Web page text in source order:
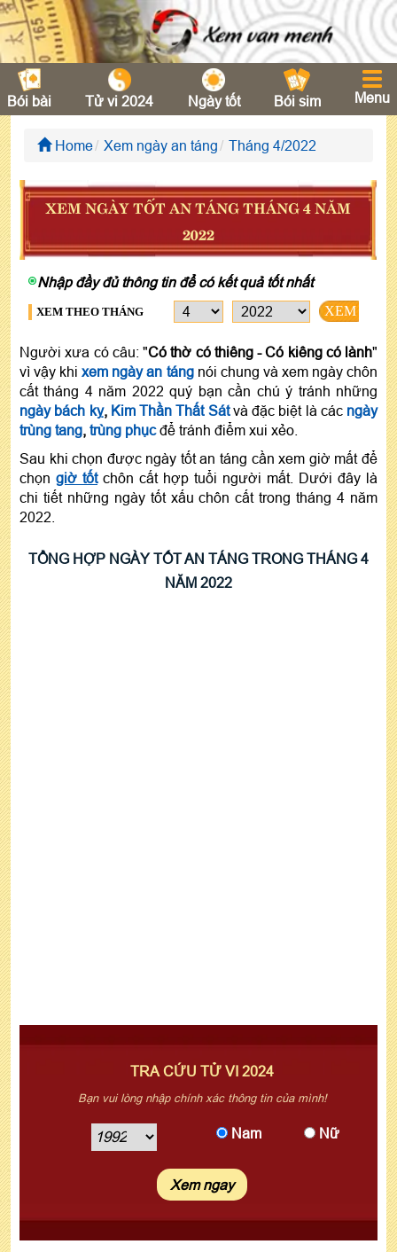
Bói bài Tử vi 2024 Ngày tốt Bói sim Menu
Home Xem ngày an táng Tháng 4/2022
XEM NGÀY TỐT AN TÁNG THÁNG 4 NĂM
2022
Nhập đầy đủ thông tin để có kết quả tốt nhất
XEM THEO THÁNG XEM
Người xưa có câu: "Có thờ có thiêng - Có kiêng có lành"
vì vậy khixem ngày an tángnói chung và xem ngày chôn
cất tháng 4 năm 2022 quý bạn cần chú ý tránh những
ngày bách kỵ, Kim Thần Thất Sátvà đặc biệt là các ngày
trùng tang, trùng phục để tránh điểm xui xẻo.
Sau khi chọn được ngày tốt an táng cần xem giờ mất để
chọn giờ tốtchôn cất hợp tuổi người mất. Dưới đây là
chi tiết những ngày tốt xấu chôn cất trong tháng 4 năm
2022.
TỔNG HỢP NGÀY TỐT AN TÁNG TRONG THÁNG 4
NĂM 2022
TRA CỨU TỬ VI 2024
Bạn vui lòng nhập chính xác thông tin của mình!
Nam Nữ